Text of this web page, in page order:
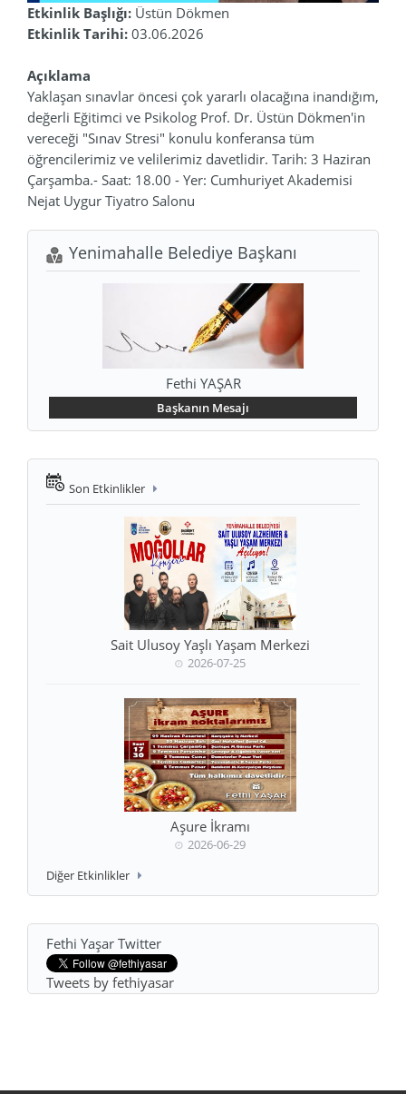
Etkinlik Başlığı: Üstün Dökmen
Etkinlik Tarihi: 03.06.2026
Açıklama
Yaklaşan sınavlar öncesi çok yararlı olacağına inandığım,
değerli Eğitimci ve Psikolog Prof. Dr. Üstün Dökmen'in
vereceği "Sınav Stresi" konulu konferansa tüm
öğrencilerimiz ve velilerimiz davetlidir. Tarih: 3 Haziran
Çarşamba.- Saat: 18.00 - Yer: Cumhuriyet Akademisi
Nejat Uygur Tiyatro Salonu
Yenimahalle Belediye Başkanı
Fethi YAŞAR
Başkanın Mesajı
Son Etkinlikler
Sait Ulusoy Yaşlı Yaşam Merkezi
2026-07-25
Aşure İkramı
2026-06-29
Diğer Etkinlikler
Fethi Yaşar Twitter
Tweets by fethiyasar